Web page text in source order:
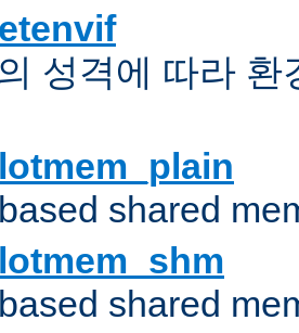
성격에 따라
shared
shared